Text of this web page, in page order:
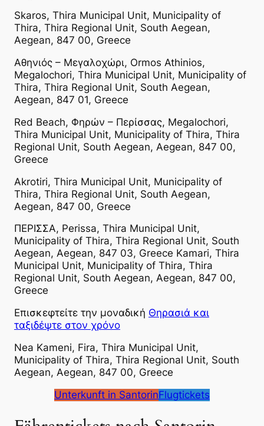
Skaros, Thira Municipal Unit, Municipality of
Thira, Thira Regional Unit, South Aegean,
Aegean, 847 00, Greece
Αθηνιός – Μεγαλοχώρι, Ormos Athinios,
Megalochori, Thira Municipal Unit, Municipality of
Thira, Thira Regional Unit, South Aegean,
Aegean, 847 01, Greece
Red Beach, Φηρών – Περίσσας, Megalochori,
Thira Municipal Unit, Municipality of Thira, Thira
Regional Unit, South Aegean, Aegean, 847 00,
Greece
Akrotiri, Thira Municipal Unit, Municipality of
Thira, Thira Regional Unit, South Aegean,
Aegean, 847 00, Greece
ΠΕΡΙΣΣΑ, Perissa, Thira Municipal Unit,
Municipality of Thira, Thira Regional Unit, South
Aegean, Aegean, 847 03, Greece Kamari, Thira
Municipal Unit, Municipality of Thira, Thira
Regional Unit, South Aegean, Aegean, 847 00,
Greece
Επισκεφτείτε την μοναδική Θηρασιά και
ταξιδέψτε στον χρόνο
Nea Kameni, Fira, Thira Municipal Unit,
Municipality of Thira, Thira Regional Unit, South
Aegean, Aegean, 847 00, Greece
Unterkunft in SantorinFlugtickets